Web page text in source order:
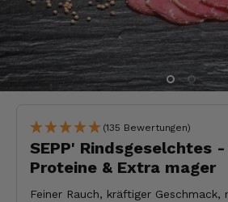
(135 Bewertungen)
SEPP' Rindsgeselchtes
Proteine & Extra mager
Feiner Rauch, kräftiger Geschmack,